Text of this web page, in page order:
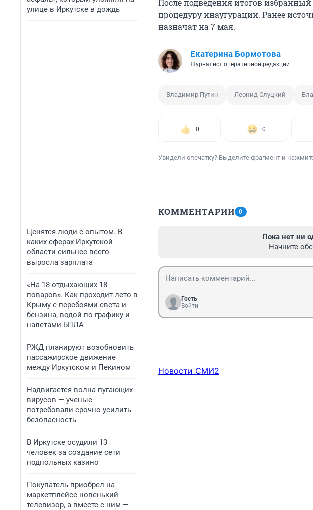
улице в Иркутске в дождь
Ценятся люди с опытом. В
каких сферах Иркутской
области сильнее всего
выросла зарплата
«На 18 отдыхающих 18
поваров». Как проходит лето в
Крыму с перебоями света и
бензина, водой по графику и
налетами БПЛА
РЖД планируют возобновить
пассажирское движение
между Иркутском и Пекином
Надвигается волна пугающих
вирусов — ученые
потребовали срочно усилить
безопасность
В Иркутске осудили 13
человек за создание сети
подпольных казино
Покупатель приобрел на
маркетплейсе новенький
телевизор, а вместе с ним —
После подведения итогов
процедуру инаугурации. Ранее
назначат на 7 мая.
Екатерина Бормотова
Журналист оперативной редакции
Владимир Путин Леонид Слуцкий
0 0
Увидели опечатку? Выделите фрагмент и
КОММЕНТАРИИ 0
Пока нет ни
Начните
Гость
Войти
Новости СМИ2